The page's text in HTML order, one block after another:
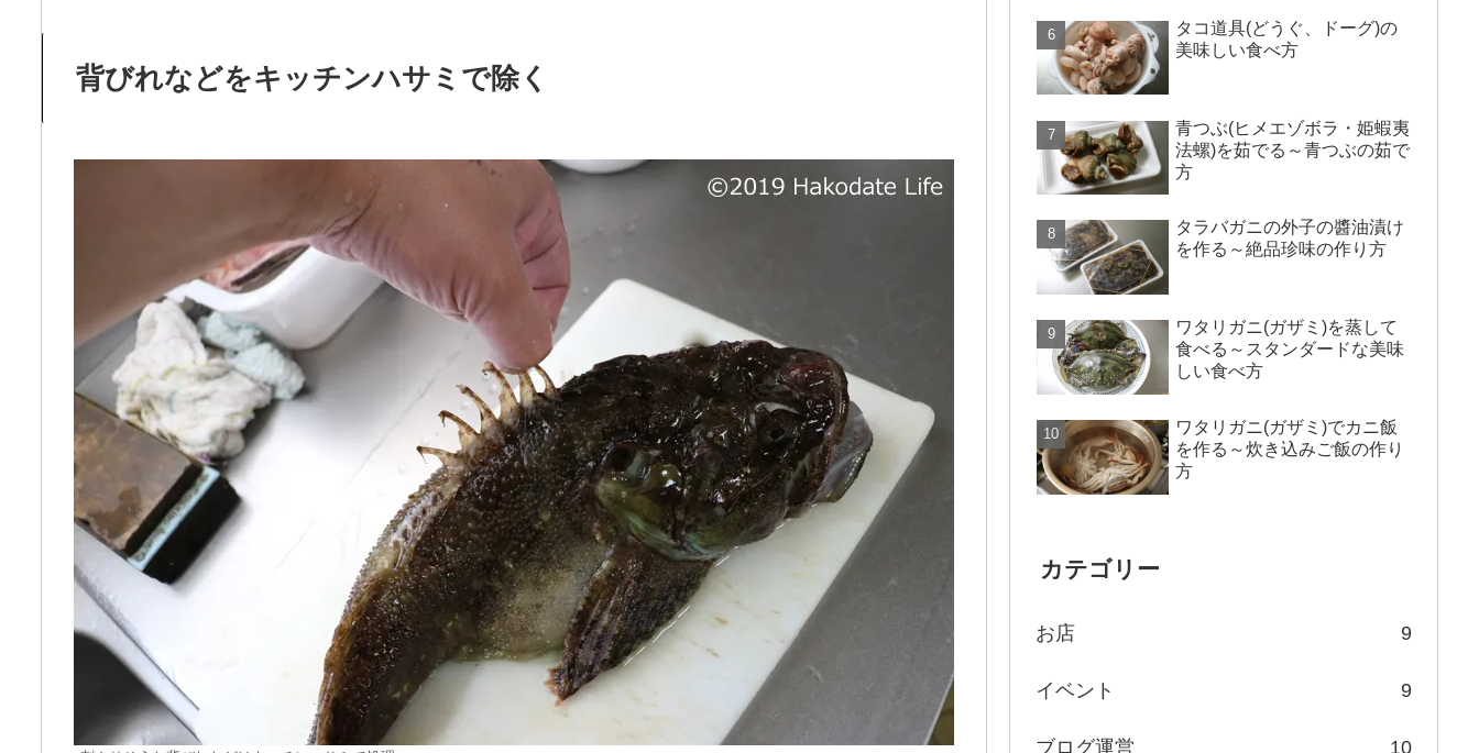
背びれなどをキッチンハサミで除く
タコ道具(どうぐ、ドーグ)の
美味しい食べ方
青つぶ(ヒメエゾボラ・姫蝦夷
法螺)を茹でる～青つぶの茹で
方
タラバガニの外子の醬油漬け
を作る～絶品珍味の作り方
ワタリガニ(ガザミ)を蒸して
食べる～スタンダードな美味
しい食べ方
ワタリガニ(ガザミ)でカニ飯
を作る～炊き込みご飯の作り
方
カテゴリー
お店 9
イベント 9
ブログ運営 10